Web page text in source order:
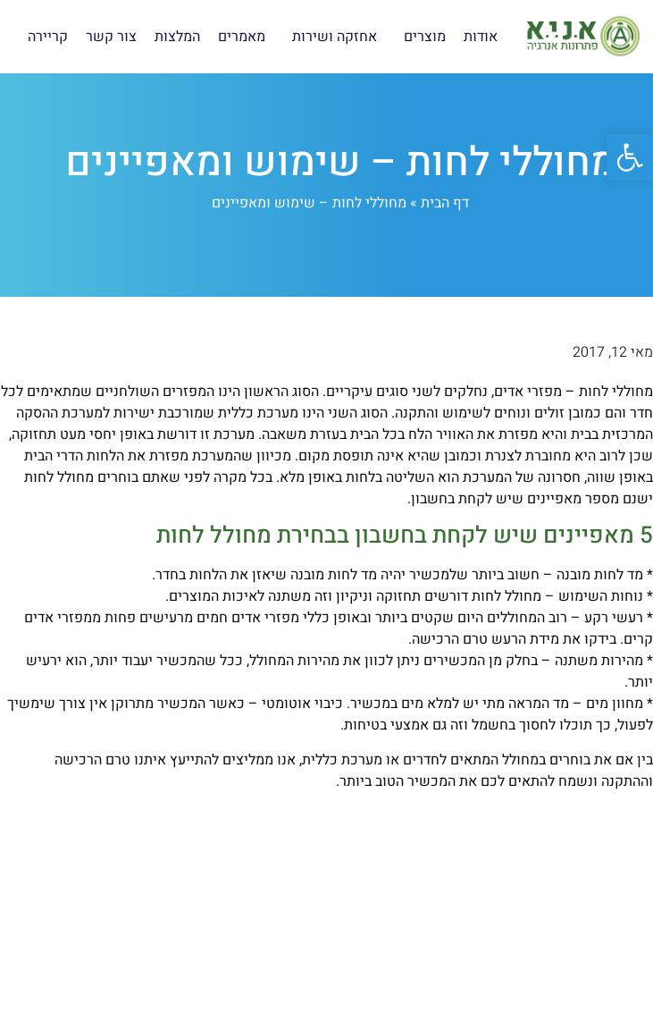
אודות מוצרים אחזקה ושירות מאמרים המלצות צור קשר קריירה
מחוללי לחות – שימוש ומאפיינים
דף הבית » מחוללי לחות – שימוש ומאפיינים
מאי 12, 2017
מחוללי לחות – מפזרי אדים, נחלקים לשני סוגים עיקריים. הסוג הראשון הינו המפזרים השולחניים שמתאימים לכל
חדר והם כמובן זולים ונוחים לשימוש והתקנה. הסוג השני הינו מערכת כללית שמורכבת ישירות למערכת ההסקה
המרכזית בבית והיא מפזרת את האוויר הלח בכל הבית בעזרת משאבה. מערכת זו דורשת באופן יחסי מעט תחזוקה,
שכן לרוב היא מחוברת לצנרת וכמובן שהיא אינה תופסת מקום. מכיוון שהמערכת מפזרת את הלחות הדרי הבית
באופן שווה, חסרונה של המערכת הוא השליטה בלחות באופן מלא. בכל מקרה לפני שאתם בוחרים מחולל לחות
ישנם מספר מאפיינים שיש לקחת בחשבון.
5 מאפיינים שיש לקחת בחשבון בבחירת מחולל לחות
* מד לחות מובנה – חשוב ביותר שלמכשיר יהיה מד לחות מובנה שיאזן את הלחות בחדר.
* נוחות השימוש – מחולל לחות דורשים תחזוקה וניקיון וזה משתנה לאיכות המוצרים.
* רעשי רקע – רוב המחוללים היום שקטים ביותר ובאופן כללי מפזרי אדים חמים מרעישים פחות ממפזרי אדים
קרים. בידקו את מידת הרעש טרם הרכישה.
* מהירות משתנה – בחלק מן המכשירים ניתן לכוון את מהירות המחולל, ככל שהמכשיר יעבוד יותר, הוא ירעיש
יותר.
* מחוון מים – מד המראה מתי יש למלא מים במכשיר. כיבוי אוטומטי – כאשר המכשיר מתרוקן אין צורך שימשיך
לפעול, כך תוכלו לחסוך בחשמל וזה גם אמצעי בטיחות.
בין אם את בוחרים במחולל המתאים לחדרים או מערכת כללית, אנו ממליצים להתייעץ איתנו טרם הרכישה
וההתקנה ונשמח להתאים לכם את המכשיר הטוב ביותר.
פתח סרגל נגישות